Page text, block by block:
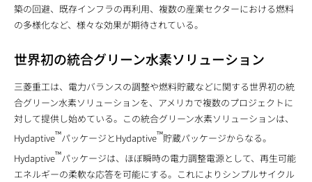
築の回避、既存インフラの再利用、複数の産業セクターにおける燃料
の多様化など、様々な効果が期待されている。
世界初の統合グリーン水素ソリューション
三菱重工は、電力バランスの調整や燃料貯蔵などに関する世界初の統
合グリーン水素ソリューションを、アメリカで複数のプロジェクトに
対して提供し始めている。この統合グリーン水素ソリューションは、
Hydaptive™パッケージとHydaptive™貯蔵パッケージからなる。
Hydaptive™パッケージは、ほぼ瞬時の電力調整電源として、再生可能
エネルギーの柔軟な応答を可能にする。これによりシンプルサイクル